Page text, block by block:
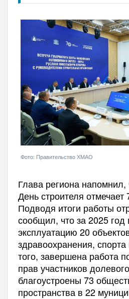
Фото: Правительство ХМАО
Глава региона напомнил,
День строителя
Подводя итоги работы
сообщил, что за 2025
эксплуатацию 20
здравоохранения,
того, завершена работа
прав участников
благоустроены 73
пространства в 22